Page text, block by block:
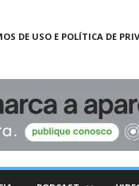
DE USO E POLÍTICA DE